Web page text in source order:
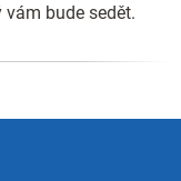
bude sedět.